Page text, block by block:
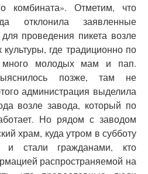
комбината». Отметим, что
отклонила заявленные
проведения пикета возле
культуры, где традиционно по
много молодых мам и пап.
позже, там не
администрация выделила
возле завода, который по
Но рядом с заводом
храм, куда утром в субботу
стали гражданами, кто
распространяемой на